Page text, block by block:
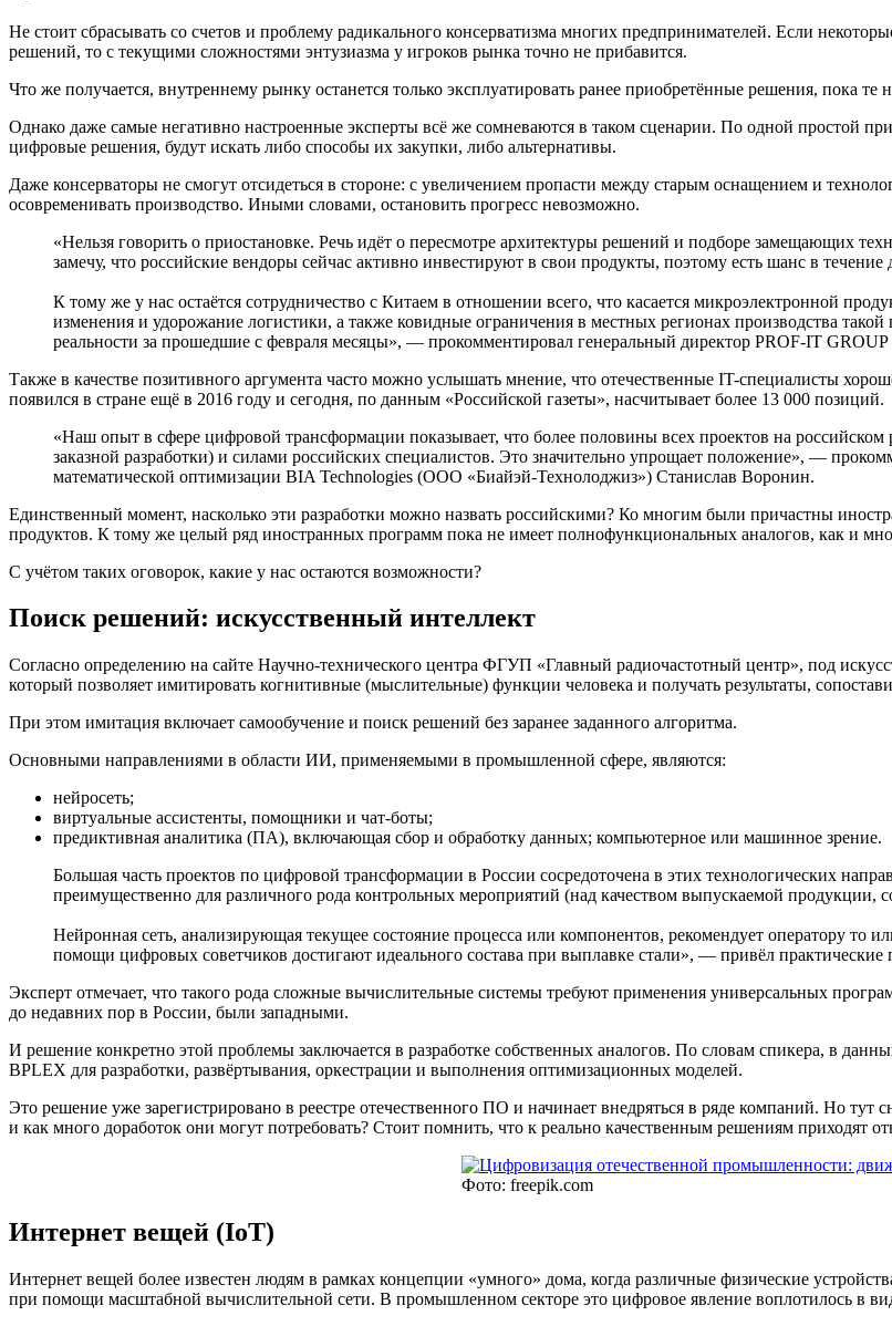
Не стоит сбрасывать со счетов и проблему радикального консерватизма многих предпринимателей. Если
решений, то с текущими сложностями энтузиазма у игроков рынка точно не прибавится.
Что же получается, внутреннему рынку останется только эксплуатировать ранее приобретённые решения, пока те
Однако даже самые негативно настроенные эксперты всё же сомневаются в таком сценарии. По одной простой
цифровые решения, будут искать либо способы их закупки, либо альтернативы.
Даже консерваторы не смогут отсидеться в стороне: с увеличением пропасти между старым оснащением и
осовременивать производство. Иными словами, остановить прогресс невозможно.
«Нельзя говорить о приостановке. Речь идёт о пересмотре архитектуры решений и подборе замещающих
замечу, что российские вендоры сейчас активно инвестируют в свои продукты, поэтому есть шанс в течение
К тому же у нас остаётся сотрудничество с Китаем в отношении всего, что касается микроэлектронной
изменения и удорожание логистики, а также ковидные ограничения в местных регионах производства
реальности за прошедшие с февраля месяцы», — прокомментировал генеральный директор PROF-IT
Также в качестве позитивного аргумента часто можно услышать мнение, что отечественные IT-специалисты
появился в стране ещё в 2016 году и сегодня, по данным «Российской газеты», насчитывает более 13 000 позиций.
«Наш опыт в сфере цифровой трансформации показывает, что более половины всех проектов на
заказной разработки) и силами российских специалистов. Это значительно упрощает положение», —
математической оптимизации BIA Technologies (ООО «Биайэй-Технолоджиз») Станислав Воронин.
Единственный момент, насколько эти разработки можно назвать российскими? Ко многим были причастны
продуктов. К тому же целый ряд иностранных программ пока не имеет полнофункциональных аналогов, как и
С учётом таких оговорок, какие у нас остаются возможности?
Поиск решений: искусственный интеллект
Согласно определению на сайте Научно-технического центра ФГУП «Главный радиочастотный центр», под
который позволяет имитировать когнитивные (мыслительные) функции человека и получать результаты,
При этом имитация включает самообучение и поиск решений без заранее заданного алгоритма.
Основными направлениями в области ИИ, применяемыми в промышленной сфере, являются:
нейросеть;
виртуальные ассистенты, помощники и чат-боты;
предиктивная аналитика (ПА), включающая сбор и обработку данных; компьютерное или машинное зрение.
Большая часть проектов по цифровой трансформации в России сосредоточена в этих технологических
преимущественно для различного рода контрольных мероприятий (над качеством выпускаемой продукции,
Нейронная сеть, анализирующая текущее состояние процесса или компонентов, рекомендует оператору
помощи цифровых советчиков достигают идеального состава при выплавке стали», — привёл
Эксперт отмечает, что такого рода сложные вычислительные системы требуют применения универсальных
до недавних пор в России, были западными.
И решение конкретно этой проблемы заключается в разработке собственных аналогов. По словам спикера, в
BPLEX для разработки, развёртывания, оркестрации и выполнения оптимизационных моделей.
Это решение уже зарегистрировано в реестре отечественного ПО и начинает внедряться в ряде компаний. Но тут
и как много доработок они могут потребовать? Стоит помнить, что к реально качественным решениям приходят
Фото: freepik.com
Интернет вещей (IoT)
Интернет вещей более известен людям в рамках концепции «умного» дома, когда различные физические
при помощи масштабной вычислительной сети. В промышленном секторе это цифровое явление воплотилось в